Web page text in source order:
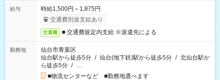
給与
時給1,500円～1,875円
交通費別途支給あり
交通費 ■ 交通費規定内支給 ※派遣先による
勤務地
仙台市青葉区
仙台駅から徒歩5分 / 仙台(地下鉄)駅から徒歩5分 / 北仙台駅か
ら徒歩5分 / …
■物流センターなど ■勤務地選べます